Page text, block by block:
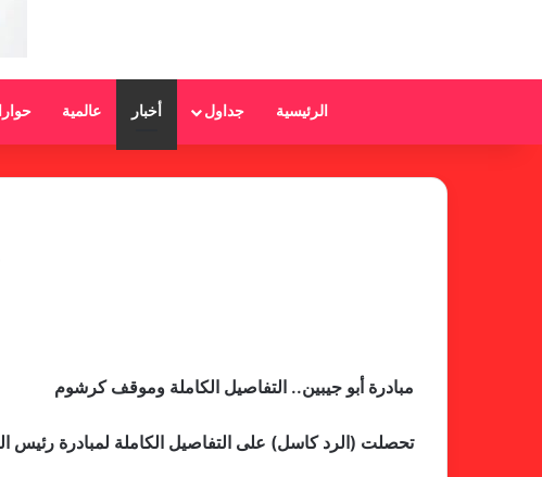
الرئيسية جداول أخبار عالمية
مبادرة أبو جيبين.. التفاصيل الكاملة وموقف كرشوم
تحصلت (الرد كاسل) على التفاصيل الكاملة لمبادرة